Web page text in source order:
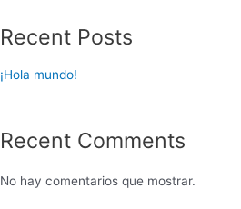
Recent Posts
¡Hola mundo!
Recent Comments
No hay comentarios que mostrar.